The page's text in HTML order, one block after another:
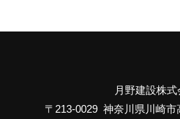
月野建設株式
〒213-0029 神奈川県川崎市